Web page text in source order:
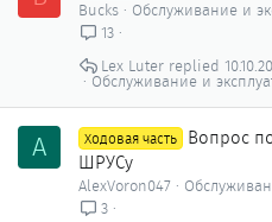
Bucks
Обслуживание и
13
Обслуживание и
Lex Luter
A Ходовая часть Вопрос
ШРУСу
AlexVoron047
3